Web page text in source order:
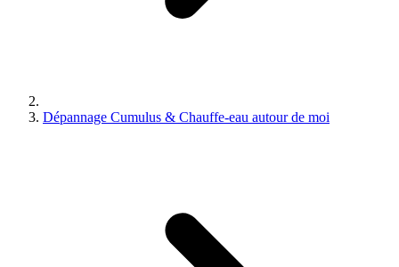
Dépannage Cumulus & Chauffe-eau autour de moi